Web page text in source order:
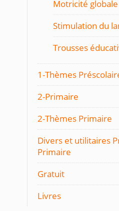
Motricité globale
Stimulation du
Trousses
1-Thèmes
2-Primaire
2-Thèmes Primaire
Divers et utilitaires
Primaire
Gratuit
Livres